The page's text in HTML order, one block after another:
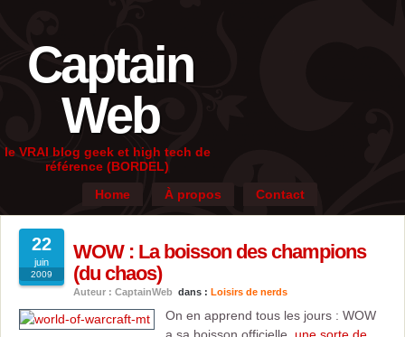
Captain
Web
le VRAI blog geek et high tech de
référence (BORDEL)
Home
À propos Contact
22
juin
2009
WOW : La boisson des champions
(du chaos)
Auteur : CaptainWeb dans : Loisirs de nerds
On en apprend tous les jours : WOW